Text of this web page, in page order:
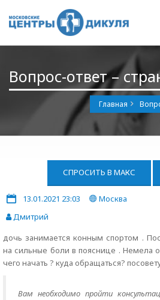
Вопрос-ответ –
Главная
СПРОСИТЬ В МАКС
13.01.2021 23:03
Москва
Дмитрий
дочь занимается конным спортом .
на сильные боли в пояснице . Немела
чего начать ? куда обращаться?
Вам необходимо пройти